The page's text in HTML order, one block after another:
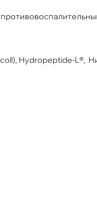
coll), Hydropeptide-L®,